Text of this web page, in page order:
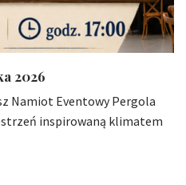
2026
Namiot Eventowy Pergola
inspirowaną klimatem